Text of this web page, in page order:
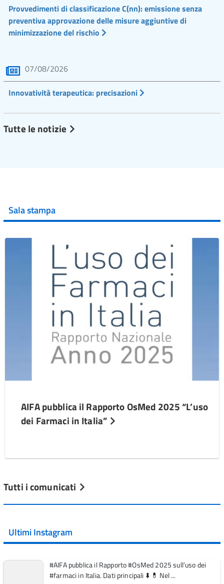
Provvedimenti di classificazione C(nn): emissione senza
preventiva approvazione delle misure aggiuntive di
minimizzazione del rischio
07/08/2026
Innovatività terapeutica: precisazioni
Tutte le notizie
Sala stampa
AIFA pubblica il Rapporto OsMed 2025 “L’uso
dei Farmaci in Italia”
Tutti i comunicati
Ultimi Instagram
#AIFA pubblica il Rapporto #OsMed 2025 sull’uso dei
#farmaci in Italia. Dati principali ⬇️ 💊 Nel ...